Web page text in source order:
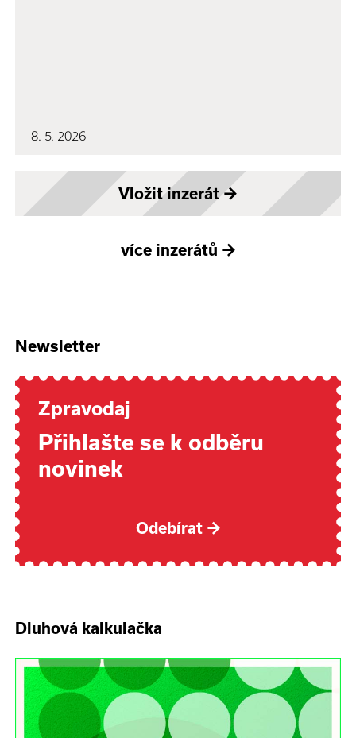
8. 5. 2026
Vložit inzerát→
více inzerátů →
Newsletter
Zpravodaj
Přihlašte se k odběru
novinek
Odebírat →
Dluhová kalkulačka